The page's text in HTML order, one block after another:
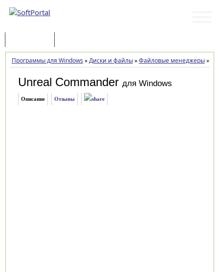
Программы для Windows »Диски и файлы»Файловые менеджеры»
Unreal Commander для Windows
Описание Отзывы